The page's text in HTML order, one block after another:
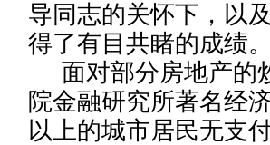
导同志的关怀下，以
得了有目共睹的成绩。
面对部分房地产的
院金融研究所著名经
以上的城市居民无支